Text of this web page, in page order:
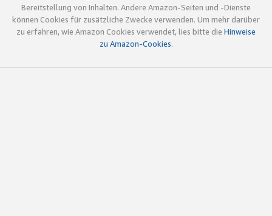
Bereitstellung von Inhalten. Andere Amazon-Seiten und -Dienste
können Cookies für zusätzliche Zwecke verwenden. Um mehr darüber
zu erfahren, wie Amazon Cookies verwendet, lies bitte die Hinweise
zu Amazon-Cookies.